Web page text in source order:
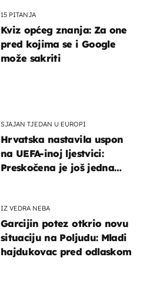
SJAJAN TJEDAN U EUROPI
Hrvatska nastavila uspon
na UEFA-inoj ljestvici:
Preskočena je još jedna
IZ VEDRA NEBA
Garcijin potez otkrio novu
situaciju na Poljudu: Mladi
hajdukovac pred odlaskom
15 PITANJA
Kviz općeg znanja: Za one
pred kojima se i Google
može sakriti